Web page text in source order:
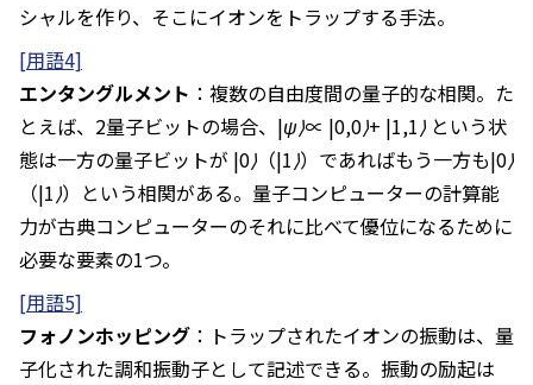
シャルを作り、そこにイオンをトラップする手法。
[用語4]
エンタングルメント ：複数の自由度間の量子的な相関。た
とえば、2量子ビットの場合、 |ψ⟩∝ |0,0⟩+ |1,1⟩ という状
態は一方の量子ビットが |0⟩ （|1⟩）であればもう一方も|0⟩
（|1⟩）という相関がある。量子コンピューターの計算能
力が古典コンピューターのそれに比べて優位になるために
必要な要素の1つ。
[用語5]
フォノンホッピング ：トラップされたイオンの振動は、量
子化された調和振動子として記述できる。振動の励起は